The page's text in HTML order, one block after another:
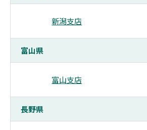
新潟支店
富山県
富山支店
長野県